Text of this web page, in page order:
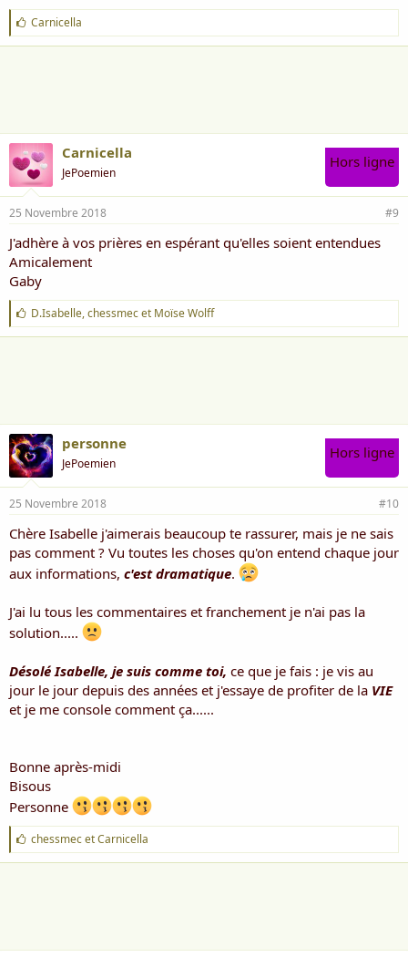
J
'
a
Carnicella
Carnicella
JePoemien
Hors ligne
25 Novembre 2018 #9
J'adhère à vos prières en espérant qu'elles soient entendues
Amicalement
Gaby
J
'
a
D.Isabelle,chessmecet Moïse Wolff
personne
JePoemien
Hors ligne
25 Novembre 2018 #10
Chère Isabelle j'aimerais beaucoup te rassurer, mais je ne sais
pas comment ? Vu toutes les choses qu'on entend chaque jour
aux informations, c'est dramatique.
J'ai lu tous les commentaires et franchement je n'ai pas la
solution.....
Désolé Isabelle, je suis comme toi, ce que je fais : je vis au
jour le jour depuis des années et j'essaye de profiter de la VIE
et je me console comment ça......
Bonne après-midi
Bisous
Personne
J
'
a
chessmecetCarnicella